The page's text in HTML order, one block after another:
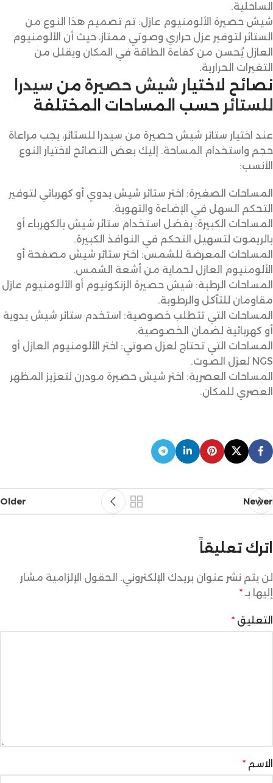
الساحلية.
شيش حصيرة الألومنيوم عازل: تم تصميم هذا النوع من
الستائر لتوفير عزل حراري وصوتي ممتاز، حيث أن الألومنيوم
العازل يُحسن من كفاءة الطاقة في المكان ويقلل من
التغيرات الحرارية.
نصائح لاختيار شيش حصيرة من سيدرا
للستائر حسب المساحات المختلفة
عند اختيار ستائر شيش حصيرة من سيدرا للستائر، يجب مراعاة
حجم واستخدام المساحة. إليك بعض النصائح لاختيار النوع
الأنسب:
المساحات الصغيرة: اختر ستائر شيش يدوي أو كهربائي لتوفير
التحكم السهل في الإضاءة والتهوية.
المساحات الكبيرة: يفضل استخدام ستائر شيش بالكهرباء أو
بالريموت لتسهيل التحكم في النوافذ الكبيرة.
المساحات المعرضة للشمس: اختر ستائر شيش مصفحة أو
الألومنيوم العازل لحماية من أشعة الشمس.
المساحات الرطبة: شيش حصيرة الزنكونيوم أو الألومنيوم عازل
مقاومان للتآكل والرطوبة.
المساحات التي تتطلب خصوصية: استخدم ستائر شيش يدوية
أو كهربائية لضمان الخصوصية.
المساحات التي تحتاج لعزل صوتي: اختر الألومنيوم العازل أو
NGS لعزل الصوت.
المساحات العصرية: اختر شيش حصيرة مودرن لتعزيز المظهر
العصري للمكان.
Newer
Older
اترك تعليقاً
لن يتم نشر عنوان بريدك الإلكتروني. الحقول الإلزامية مشار
إليها بـ *
التعليق *
الاسم *